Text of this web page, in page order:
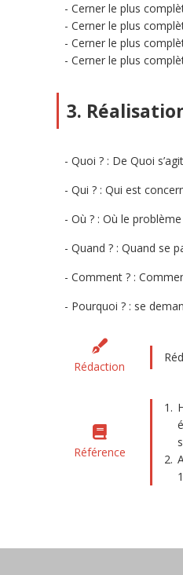
Cerner le plus
Cerner le plus
Cerner le plus
Cerner le plus
3.
Quoi ? : De Quoi
Qui ? : Qui est
Où ? : Où le
Quand ? : Quand se
Comment ? :
Pourquoi ? : se
Rédaction
Référence